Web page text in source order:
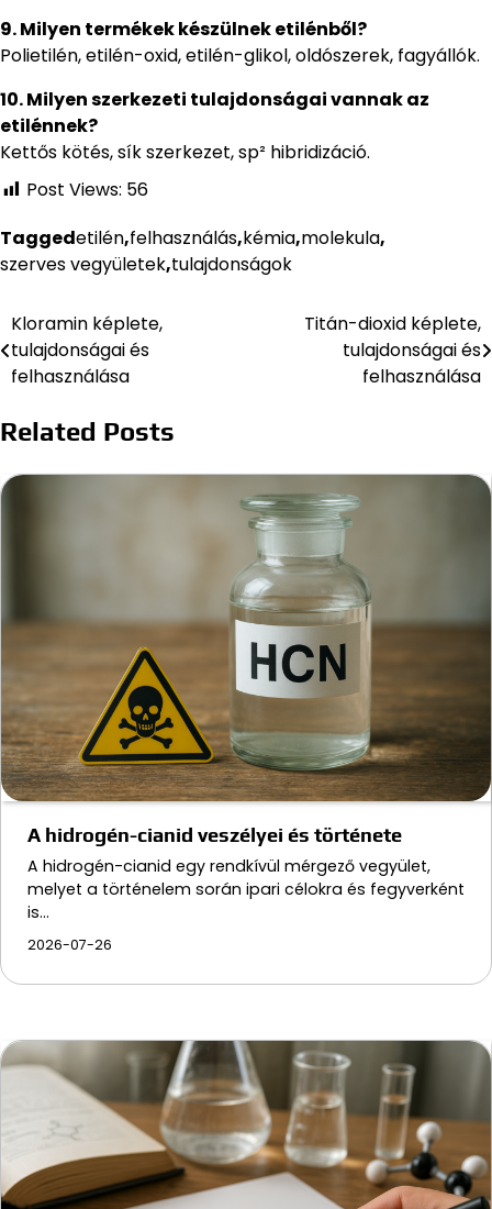
9. Milyen termékek készülnek etilénből?
Polietilén, etilén-oxid, etilén-glikol, oldószerek, fagyállók.
10. Milyen szerkezeti tulajdonságai vannak az
etilénnek?
Kettős kötés, sík szerkezet, sp² hibridizáció.
Post Views: 56
Taggedetilén,felhasználás,kémia,molekula,
szerves vegyületek,tulajdonságok
Bejegyzés
navigáció
Kloramin képlete,
tulajdonságai és
felhasználása
Titán-dioxid képlete,
tulajdonságai és
felhasználása
Related Posts
A hidrogén-cianid veszélyei és története
A hidrogén-cianid egy rendkívül mérgező vegyület,
melyet a történelem során ipari célokra és fegyverként
is…
2026-07-26